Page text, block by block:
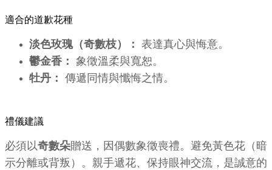
適合的道歉花種
淡色玫瑰（奇數枝）：
表達真心與悔意。
鬱金香：
象徵溫柔與寬恕。
牡丹：
傳遞同情與懺悔之情。
禮儀建議
必須以奇數朵贈送，因偶數象徵喪禮。避免黃色花（暗
示分離或背叛）。親手遞花、保持眼神交流，是誠意的